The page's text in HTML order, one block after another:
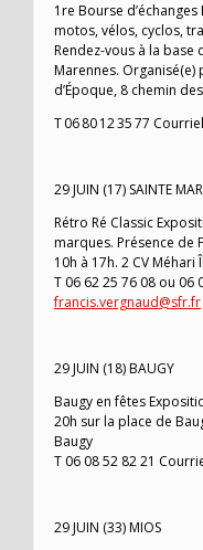
1re Bourse
motos, vélos, cyclos,
Rendez-vous à la base
Marennes. Organisé(e)
d’Époque, 8 chemin
T 06 80 12 35 77 Courriel
29 JUIN (17) SAINTE
Rétro Ré Classic
marques. Présence de
10h à 17h. 2 CV Méhari
T 06 62 25 76 08 ou 06
francis.vergnaud@sfr.fr
29 JUIN (18) BAUGY
Baugy en fêtes
20h sur la place de
Baugy
T 06 08 52 82 21
29 JUIN (33) MIOS